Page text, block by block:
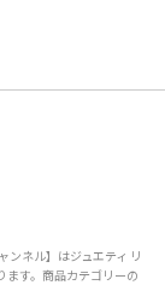
ネル】はジュエティ リ
す。商品カテゴリーの